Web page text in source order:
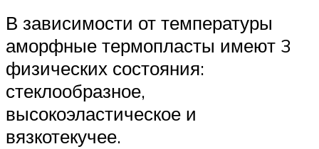
В зависимости от температуры
аморфные термопласты имеют 3
физических состояния:
стеклообразное,
высокоэластическое и
вязкотекучее.